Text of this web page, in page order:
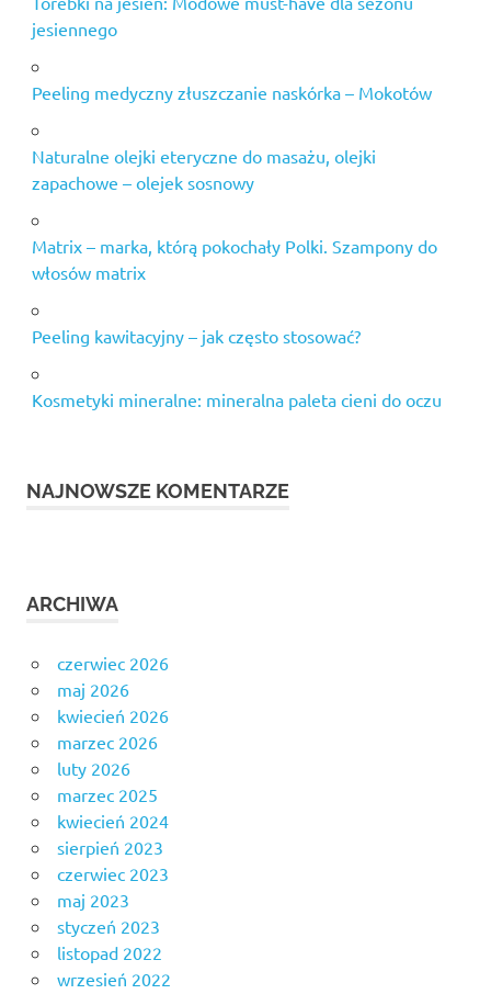
jesiennego
Peeling medyczny złuszczanie naskórka – Mokotów
Naturalne olejki eteryczne do masażu, olejki
zapachowe – olejek sosnowy
Matrix – marka, którą pokochały Polki. Szampony do
włosów matrix
Peeling kawitacyjny – jak często stosować?
Kosmetyki mineralne: mineralna paleta cieni do oczu
NAJNOWSZE KOMENTARZE
ARCHIWA
czerwiec 2026
maj 2026
kwiecień 2026
marzec 2026
luty 2026
marzec 2025
kwiecień 2024
sierpień 2023
czerwiec 2023
maj 2023
styczeń 2023
listopad 2022
wrzesień 2022